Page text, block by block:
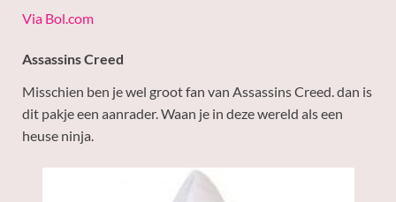
Via Bol.com
Assassins Creed
Misschien ben je wel groot fan van Assassins Creed. dan is
dit pakje een aanrader. Waan je in deze wereld als een
heuse ninja.